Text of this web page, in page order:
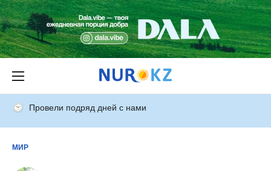
Провели подряд дней с нами
МИР